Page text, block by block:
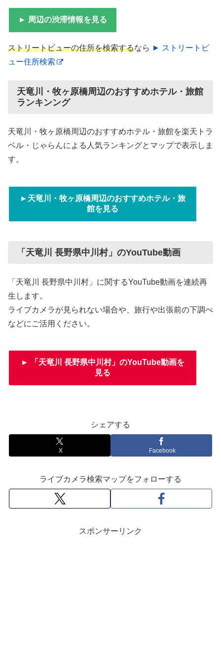
► 周辺の渋滞情報を見る
ストリートビューの住所を検索するなら ► ストリートビ
ュー住所検索
天竜川・牧ヶ原橋周辺のおすすめホテル・旅館
ランキンング
天竜川・牧ヶ原橋周辺のおすすめホテル・旅館を楽天トラ
ベル・じゃらんによる人気ランキングとマップで表示しま
す。
►天竜川・牧ヶ原橋周辺のおすすめホテル・旅
館を見る
「天竜川 長野県中川村」のYouTube動画
「天竜川 長野県中川村」に関するYouTube動画を連続再
生します。
ライブカメラが見られない場合や、旅行や出張前の下調べ
などにご活用ください。
► 「天竜川 長野県中川村」のYouTube動画を
見る
シェアする
X Facebook
ライブカメラ検索マップをフォローする
スポンサーリンク